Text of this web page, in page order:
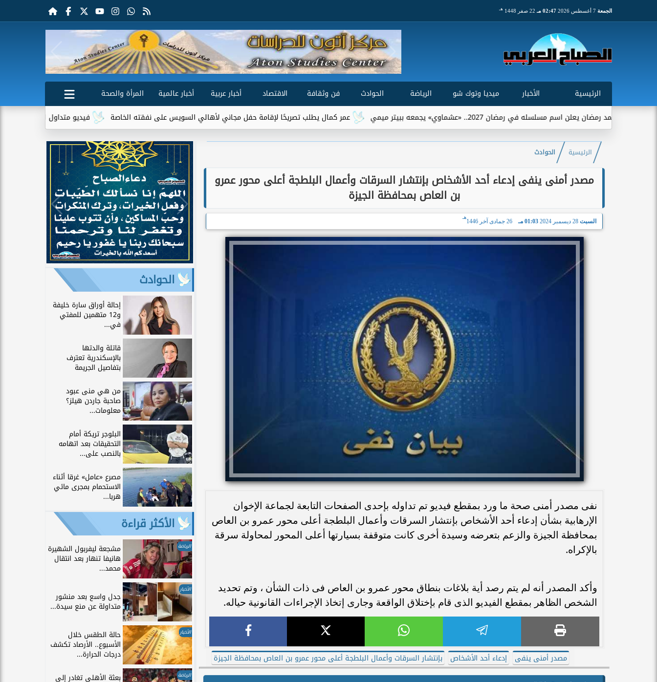
الجمعة 02:47 مـ 22 صفر 1448 هـ
الرئيسية الأخبار ميديا وتوك شو الرياضة الحوادث فن وثقافة الاقتصاد أخبار عربية أخبار عالمية
المرأة والصحة
فيديو متداول لسيدة مسنة أمام
عمر كمال يطلب تصريحًا لإقامة حفل مجاني لأهالي السويس على نفقته الخاصة محمد رمضان يعلن اسم مسلسله في رمضان 2027.. «عشماوي» يجمعه ببيتر ميمي
الرئيسية الحوادث
مصدر أمنى ينفى إدعاء أحد الأشخاص بإنتشار السرقات وأعمال البلطجة أعلى محور عمرو
بن العاص بمحافظة الجيزة
السبت 28 ديسمبر 2024 01:03 مـ 26 جمادى آخر 1446
هـ
نفى مصدر أمنى صحة ما ورد بمقطع فيديو تم تداوله بإحدى الصفحات التابعة لجماعة الإخوان
الإرهابية بشأن إدعاء أحد الأشخاص بإنتشار السرقات وأعمال البلطجة أعلى محور عمرو بن العاص
بمحافظة الجيزة والزعم بتعرضه وسيدة أخرى كانت متوقفة بسيارتها أعلى المحور لمحاولة سرقة
بالإكراه.
وأكد المصدر أنه لم يتم رصد أية بلاغات بنطاق محور عمرو بن العاص فى ذات الشأن ، وتم تحديد
الشخص الظاهر بمقطع الفيديو الذى قام بإختلاق الواقعة وجارى إتخاذ الإجراءات القانونية حياله.
مصدر أمنى ينفى إدعاء أحد الأشخاص بإنتشار السرقات وأعمال البلطجة أعلى محور عمرو بن العاص بمحافظة الجيزة
الحوادث
إحالة أوراق سارة خليفة
و12 متهمين للمفتي
في...
قاتلة والدتها
بالإسكندرية تعترف
بتفاصيل الجريمة
من هي منى عبود
صاحبة جاردن هيلز؟
معلومات...
البلوجر تريكة أمام
التحقيقات بعد اتهامه
بالنصب على...
مصرع «عامل» غرقا أثناء
الاستحمام بمجرى مائي
هربا...
الأكثر قراءة
الرياضة مشجعة ليفربول الشهيرة
هانيفا تنهار بعد انتقال
محمد...
الأخبار
جدل واسع بعد منشور
متداولة عن منع سيدة...
الأخبار حالة الطقس خلال
الأسبوع.. الأرصاد تكشف
درجات الحرارة...
الرياضة بعثة الأهلي تغادر إلى